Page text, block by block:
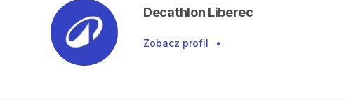
Decathlon Liberec
Zobacz profil •